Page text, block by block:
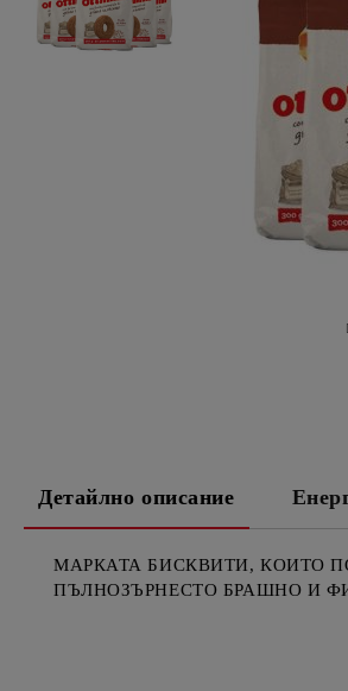
Детайлно описание
МАРКАТА БИСКВИТИ, КОИТО
ПЪЛНОЗЪРНЕСТО БРАШНО И